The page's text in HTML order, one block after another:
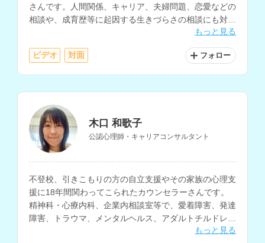
さんです。人間関係、キャリア、夫婦問題、恋愛などの
相談や、成育歴等に起因する生きづらさの相談にも対応
もっと見る
ビデオ 対面 フォロー
木口 和歌子
公認心理師・キャリアコンサルタント
不登校、引きこもりの方の自立支援やその家族の心理支
援に18年間関わってこられたカウンセラーさんです。
精神科・心療内科、企業内相談室等で、愛着障害、発達
障害、トラウマ、メンタルヘルス、アダルトチルドレ
ン、子育て、夫婦・家族関係、就労・転職、キャリアな
もっと見る